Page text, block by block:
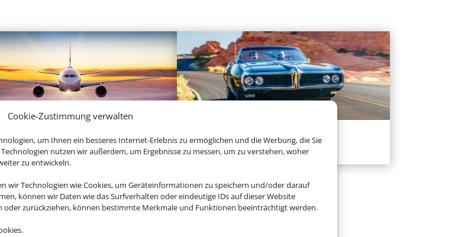
Cookie-Zustimmung verwalten
um Ihnen ein besseres Internet-Erlebnis zu ermöglichen und die Werbung, die Sie
nutzen wir außerdem, um Ergebnisse zu messen, um zu verstehen, woher
zu entwickeln.
wir Technologien wie Cookies, um Geräteinformationen zu speichern und/oder darauf
können wir Daten wie das Surfverhalten oder eindeutige IDs auf dieser Website
oder zurückziehen, können bestimmte Merkmale und Funktionen beeinträchtigt werden.
Linienflug Mietwagen